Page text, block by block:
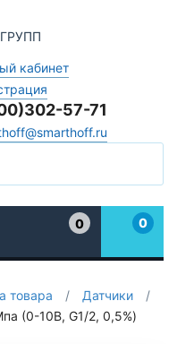
кабинет
57-71
0
0
товара / Датчики
/
(0-10В, G1/2, 0,5%)